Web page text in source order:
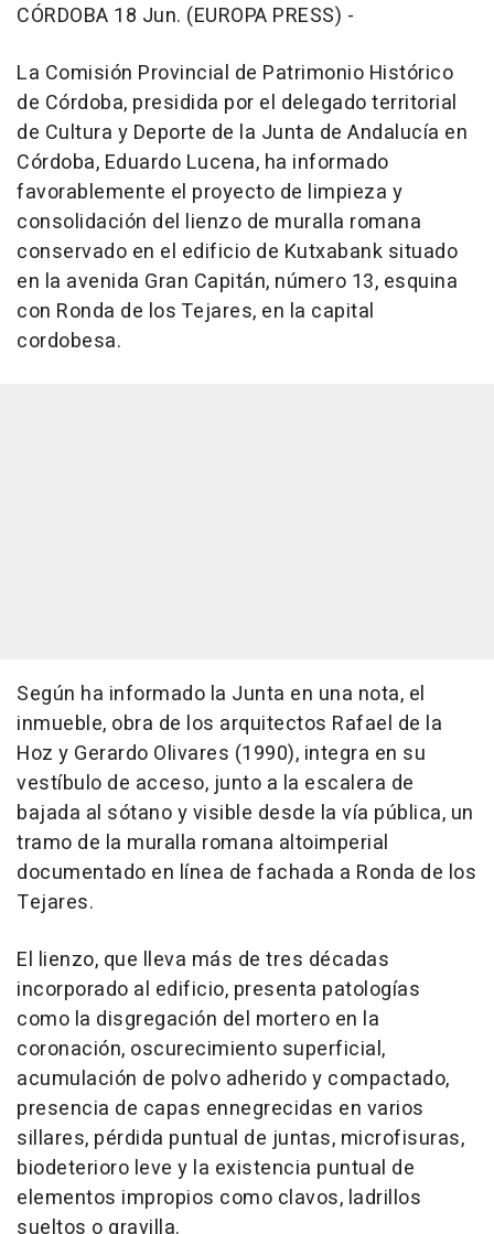
CÓRDOBA 18 Jun. (EUROPA PRESS) -
La Comisión Provincial de Patrimonio Histórico
de Córdoba, presidida por el delegado territorial
de Cultura y Deporte de la Junta de Andalucía en
Córdoba, Eduardo Lucena, ha informado
favorablemente el proyecto de limpieza y
consolidación del lienzo de muralla romana
conservado en el edificio de Kutxabank situado
en la avenida Gran Capitán, número 13, esquina
con Ronda de los Tejares, en la capital
cordobesa.
Según ha informado la Junta en una nota, el
inmueble, obra de los arquitectos Rafael de la
Hoz y Gerardo Olivares (1990), integra en su
vestíbulo de acceso, junto a la escalera de
bajada al sótano y visible desde la vía pública, un
tramo de la muralla romana altoimperial
documentado en línea de fachada a Ronda de los
Tejares.
El lienzo, que lleva más de tres décadas
incorporado al edificio, presenta patologías
como la disgregación del mortero en la
coronación, oscurecimiento superficial,
acumulación de polvo adherido y compactado,
presencia de capas ennegrecidas en varios
sillares, pérdida puntual de juntas, microfisuras,
biodeterioro leve y la existencia puntual de
elementos impropios como clavos, ladrillos